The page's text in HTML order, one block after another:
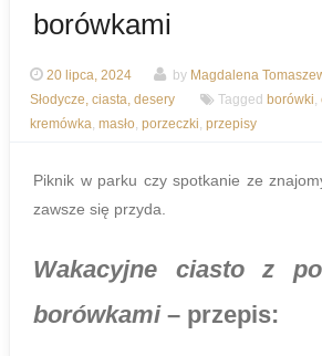
borówkami
20 lipca, 2024 by Magdalena
Słodycze, ciasta, desery
Tagged borówki,
kremówka, masło, porzeczki, przepisy
Piknik w parku czy spotkanie ze
zawsze się przyda.
Wakacyjne ciasto z
borówkami – przepis: